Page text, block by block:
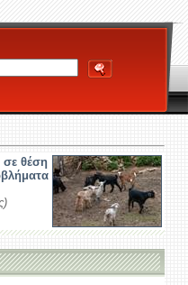
σε θέση